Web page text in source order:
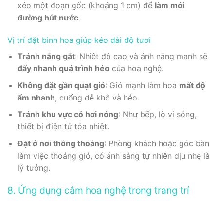
xéo một đoạn gốc (khoảng 1 cm) để làm mới
đường hút nước.
Vị trí đặt bình hoa giúp kéo dài độ tươi
Tránh nắng gắt: Nhiệt độ cao và ánh nắng mạnh sẽ
đẩy nhanh quá trình héo của hoa nghệ.
Không đặt gần quạt gió: Gió mạnh làm hoa mất độ
ẩm nhanh, cuống dễ khô và héo.
Tránh khu vực có hơi nóng: Như bếp, lò vi sóng,
thiết bị điện tử tỏa nhiệt.
Đặt ở nơi thông thoáng: Phòng khách hoặc góc bàn
làm việc thoáng gió, có ánh sáng tự nhiên dịu nhẹ là
lý tưởng.
8. Ứng dụng cắm hoa nghệ trong trang trí